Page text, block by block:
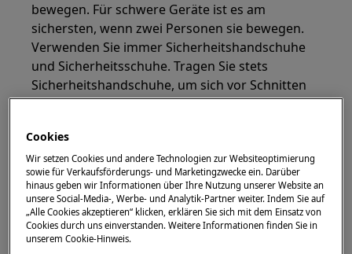
bewegen. Für schwere Geräte ist es am
sichersten, wenn zwei Personen sie bewegen.
Verwenden Sie immer Sicherheitshandschuhe
und Sicherheitsschuhe. Tragen Sie stets
Sicherheitshandschuhe, um sich vor Schnitten
durch scharfe Kanten zu schützen.
WARNUNG!GEFAHR VON
AUGENVERLETZUNGEN
Cookies
Wir setzen Cookies und andere Technologien zur Websiteoptimierung
sowie für Verkaufsförderungs- und Marketingzwecke ein. Darüber
hinaus geben wir Informationen über Ihre Nutzung unserer Website an
unsere Social-Media-, Werbe- und Analytik-Partner weiter. Indem Sie auf
„Alle Cookies akzeptieren“ klicken, erklären Sie sich mit dem Einsatz von
Cookies durch uns einverstanden. Weitere Informationen finden Sie in
unserem Cookie-Hinweis.